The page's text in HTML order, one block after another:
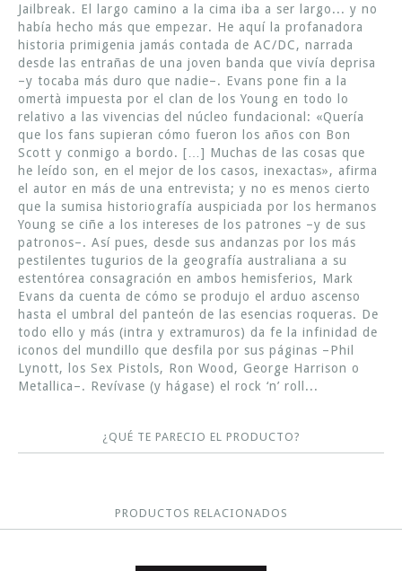
Jailbreak. El largo camino a la cima iba a ser largo... y no
había hecho más que empezar. He aquí la profanadora
historia primigenia jamás contada de AC/DC, narrada
desde las entrañas de una joven banda que vivía deprisa
–y tocaba más duro que nadie–. Evans pone fin a la
omertà impuesta por el clan de los Young en todo lo
relativo a las vivencias del núcleo fundacional: «Quería
que los fans supieran cómo fueron los años con Bon
Scott y conmigo a bordo. […] Muchas de las cosas que
he leído son, en el mejor de los casos, inexactas», afirma
el autor en más de una entrevista; y no es menos cierto
que la sumisa historiografía auspiciada por los hermanos
Young se ciñe a los intereses de los patrones –y de sus
patronos–. Así pues, desde sus andanzas por los más
pestilentes tugurios de la geografía australiana a su
estentórea consagración en ambos hemisferios, Mark
Evans da cuenta de cómo se produjo el arduo ascenso
hasta el umbral del panteón de las esencias roqueras. De
todo ello y más (intra y extramuros) da fe la infinidad de
iconos del mundillo que desfila por sus páginas –Phil
Lynott, los Sex Pistols, Ron Wood, George Harrison o
Metallica–. Revívase (y hágase) el rock ‘n’ roll...
¿QUÉ TE PARECIO EL PRODUCTO?
PRODUCTOS RELACIONADOS